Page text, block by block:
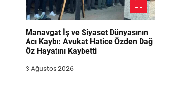
Manavgat İş ve Siyaset Dünyasının
Acı Kaybı: Avukat Hatice Özden Dağ
Öz Hayatını Kaybetti
3 Ağustos 2026